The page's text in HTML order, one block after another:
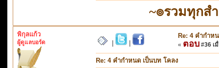
~๏รวมทุกส
พิกุลแก้ว
ผู้ดูแลบอร์ด
Re: 4 คำกำห
« ตอบ #36 เ
Re: 4 คำกำหนด เป็นบท โคลง